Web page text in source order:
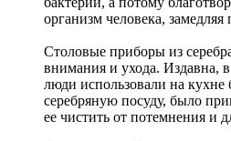
организм человека, замедляя
Столовые приборы из
внимания и ухода. Издавна,
люди использовали на кухне
серебряную посуду, было
ее чистить от потемнения и